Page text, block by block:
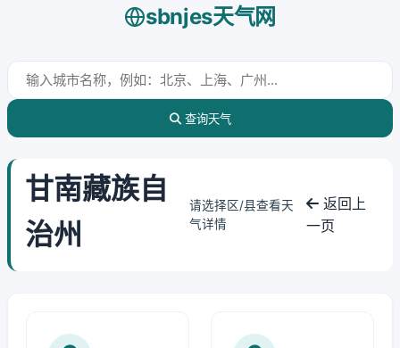
sbnjes天气网
查询天气
甘南藏族自
治州
请选择区/县查看天
气详情
返回上
一页